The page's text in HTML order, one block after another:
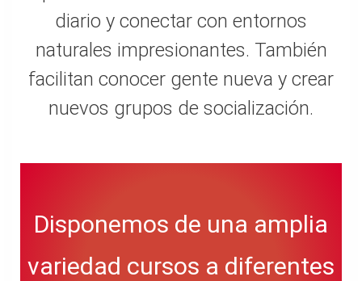
diario y conectar con entornos
naturales impresionantes. También
facilitan conocer gente nueva y crear
nuevos grupos de socialización.
Disponemos de una amplia
variedad cursos a diferentes